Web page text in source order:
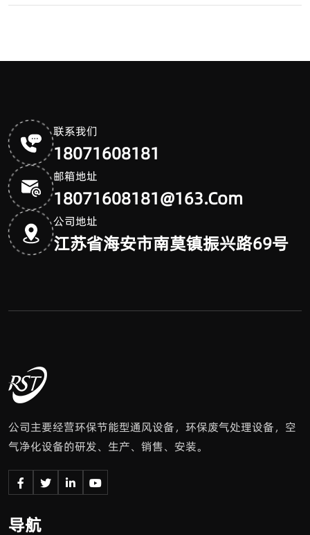
联系我们
18071608181
邮箱地址
18071608181@163.com
公司地址
江苏省海安市南莫镇振兴路69号
公司主要经营环保节能型通风设备，环保废气处理设备，空
气净化设备的研发、生产、销售、安装。
导航